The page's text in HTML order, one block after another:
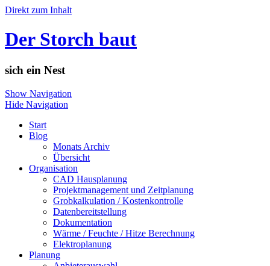
Direkt zum Inhalt
Der Storch baut
sich ein Nest
Show Navigation
Hide Navigation
Start
Blog
Monats Archiv
Übersicht
Organisation
CAD Hausplanung
Projektmanagement und Zeitplanung
Grobkalkulation / Kostenkontrolle
Datenbereitstellung
Dokumentation
Wärme / Feuchte / Hitze Berechnung
Elektroplanung
Planung